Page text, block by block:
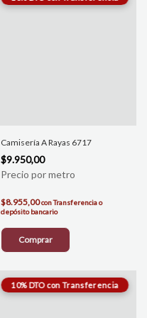
Camisería A Rayas 6717
$9.950,00
$8.955,00conTransferencia o
depósito bancario
Comprar